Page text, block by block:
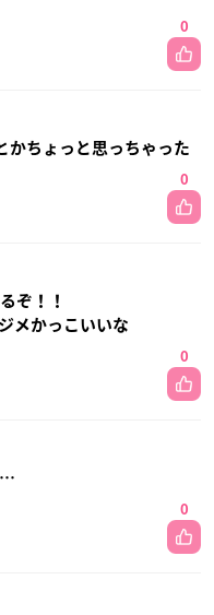
0
かちょっと思っちゃった
0
ぞ！！
メかっこいいな
0
…
0